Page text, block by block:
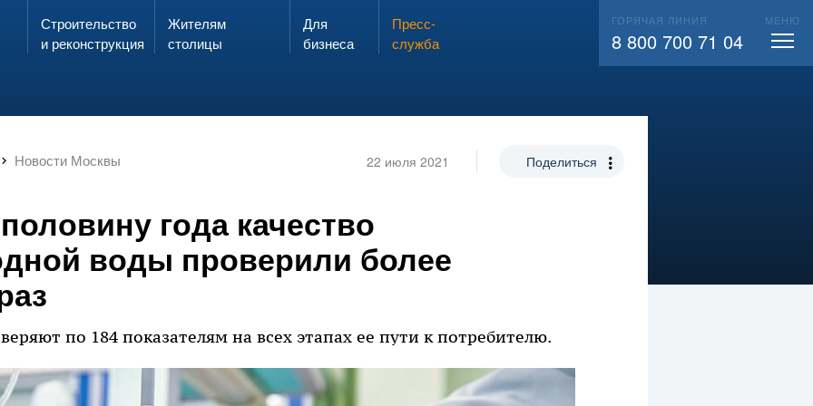
Запах газа?
ЗВОНИ 104 ВЫЗВАТЬ СЛЕСАРЯ
Строительство
и реконструкция
Жителям
столицы
Для
бизнеса
Пресс-
служба
ГОРЯЧАЯ ЛИНИЯ
8 800 700 71 04
МЕНЮ
Новости Москвы 22 июля 2021 Поделиться
года качество
воды проверили более
по 184 показателям на всех этапах ее пути к потребителю.